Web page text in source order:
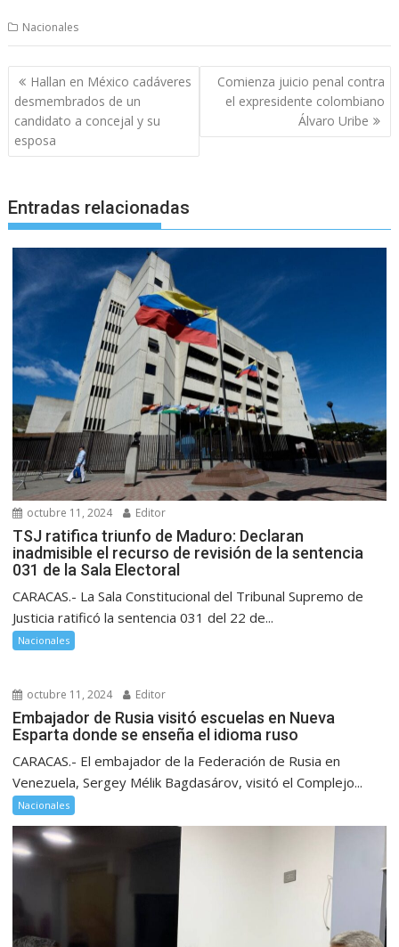
Nacionales
Navegación
de
entradas
Hallan en México cadáveres
desmembrados de un
candidato a concejal y su
esposa
Comienza juicio penal contra
el expresidente colombiano
Álvaro Uribe
Entradas relacionadas
octubre 11, 2024 Editor
TSJ ratifica triunfo de Maduro: Declaran
inadmisible el recurso de revisión de la sentencia
031 de la Sala Electoral
CARACAS.- La Sala Constitucional del Tribunal Supremo de
Justicia ratificó la sentencia 031 del 22 de...
Nacionales
octubre 11, 2024 Editor
Embajador de Rusia visitó escuelas en Nueva
Esparta donde se enseña el idioma ruso
CARACAS.- El embajador de la Federación de Rusia en
Venezuela, Sergey Mélik Bagdasárov, visitó el Complejo...
Nacionales